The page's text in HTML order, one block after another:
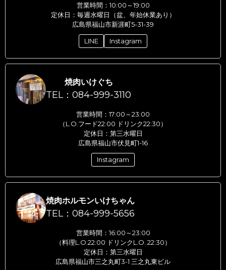
営業時間：10:00～19:00
定休日：毎週水曜日（盆、年始休業あり）
広島県福山市新涯町5-31-39
LINE Instagram
焼肉いけぐち
TEL：084-999-3110
営業時間：17:00～23:00
（L.O.フード22:00 ドリンク22:30）
定休日：第三水曜日
広島県福山市伏見町1-16
Instagram
焼肉ホルモンいけちゃん
TEL：084-999-5656
営業時間：16:00～23:00
（料理L.O.22:00 ドリンクL.O. 22:30）
定休日：第三水曜日
広島県福山市三之丸町3-1 三之丸東ビル